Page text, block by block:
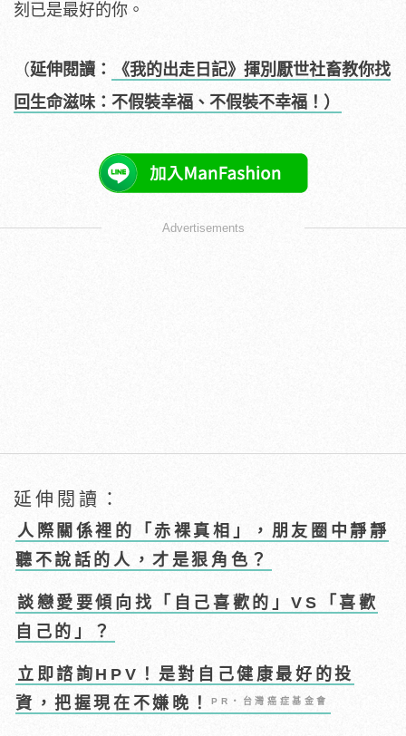
刻已是最好的你。
（延伸閱讀：
《我的出走日記》揮別厭世社畜教你找
回生命滋味：不假裝幸福、不假裝不幸福！）
Advertisements
延伸閱讀：
人際關係裡的「赤裸真相」，朋友圈中靜靜
聽不說話的人，才是狠角色？
談戀愛要傾向找「自己喜歡的」VS「喜歡
自己的」？
立即諮詢HPV！是對自己健康最好的投
資，把握現在不嫌晚！PR・台灣癌症基金會